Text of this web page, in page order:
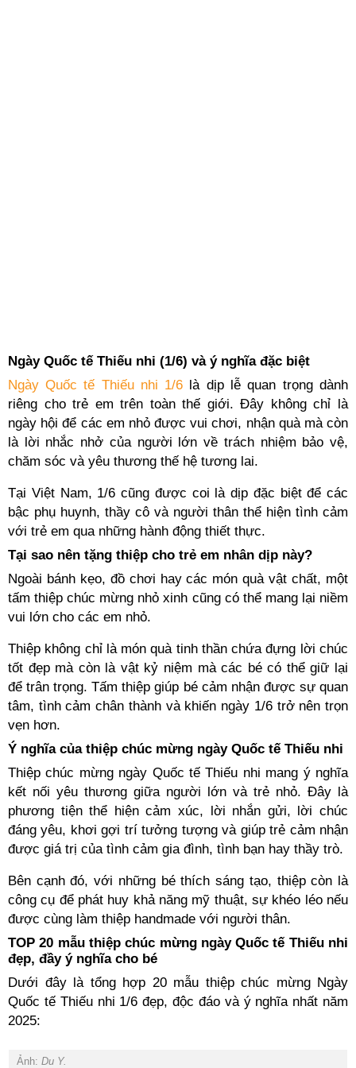
Ngày Quốc tế Thiếu nhi (1/6) và ý nghĩa đặc biệt
Ngày Quốc tế Thiếu nhi 1/6 là dịp lễ quan trọng dành
riêng cho trẻ em trên toàn thế giới. Đây không chỉ là
ngày hội để các em nhỏ được vui chơi, nhận quà mà còn
là lời nhắc nhở của người lớn về trách nhiệm bảo vệ,
chăm sóc và yêu thương thế hệ tương lai.
Tại Việt Nam, 1/6 cũng được coi là dịp đặc biệt để các
bậc phụ huynh, thầy cô và người thân thể hiện tình cảm
với trẻ em qua những hành động thiết thực.
Tại sao nên tặng thiệp cho trẻ em nhân dịp này?
Ngoài bánh kẹo, đồ chơi hay các món quà vật chất, một
tấm thiệp chúc mừng nhỏ xinh cũng có thể mang lại niềm
vui lớn cho các em nhỏ.
Thiệp không chỉ là món quà tinh thần chứa đựng lời chúc
tốt đẹp mà còn là vật kỷ niệm mà các bé có thể giữ lại
để trân trọng. Tấm thiệp giúp bé cảm nhận được sự quan
tâm, tình cảm chân thành và khiến ngày 1/6 trở nên trọn
vẹn hơn.
Ý nghĩa của thiệp chúc mừng ngày Quốc tế Thiếu nhi
Thiệp chúc mừng ngày Quốc tế Thiếu nhi mang ý nghĩa
kết nối yêu thương giữa người lớn và trẻ nhỏ. Đây là
phương tiện thể hiện cảm xúc, lời nhắn gửi, lời chúc
đáng yêu, khơi gợi trí tưởng tượng và giúp trẻ cảm nhận
được giá trị của tình cảm gia đình, tình bạn hay thầy trò.
Bên cạnh đó, với những bé thích sáng tạo, thiệp còn là
công cụ để phát huy khả năng mỹ thuật, sự khéo léo nếu
được cùng làm thiệp handmade với người thân.
TOP 20 mẫu thiệp chúc mừng ngày Quốc tế Thiếu nhi
đẹp, đầy ý nghĩa cho bé
Dưới đây là tổng hợp 20 mẫu thiệp chúc mừng Ngày
Quốc tế Thiếu nhi 1/6 đẹp, độc đáo và ý nghĩa nhất năm
2025:
Ảnh: Du Y.